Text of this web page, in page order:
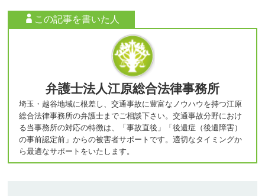
この記事を書いた人
弁護士法人江原総合法律事務所
埼玉・越谷地域に根差し、交通事故に豊富なノウハウを持つ江原
総合法律事務所の弁護士までご相談下さい。交通事故分野におけ
る当事務所の対応の特徴は、「事故直後」「後遺症（後遺障害）
の事前認定前」からの被害者サポートです。適切なタイミングか
ら最適なサポートをいたします。